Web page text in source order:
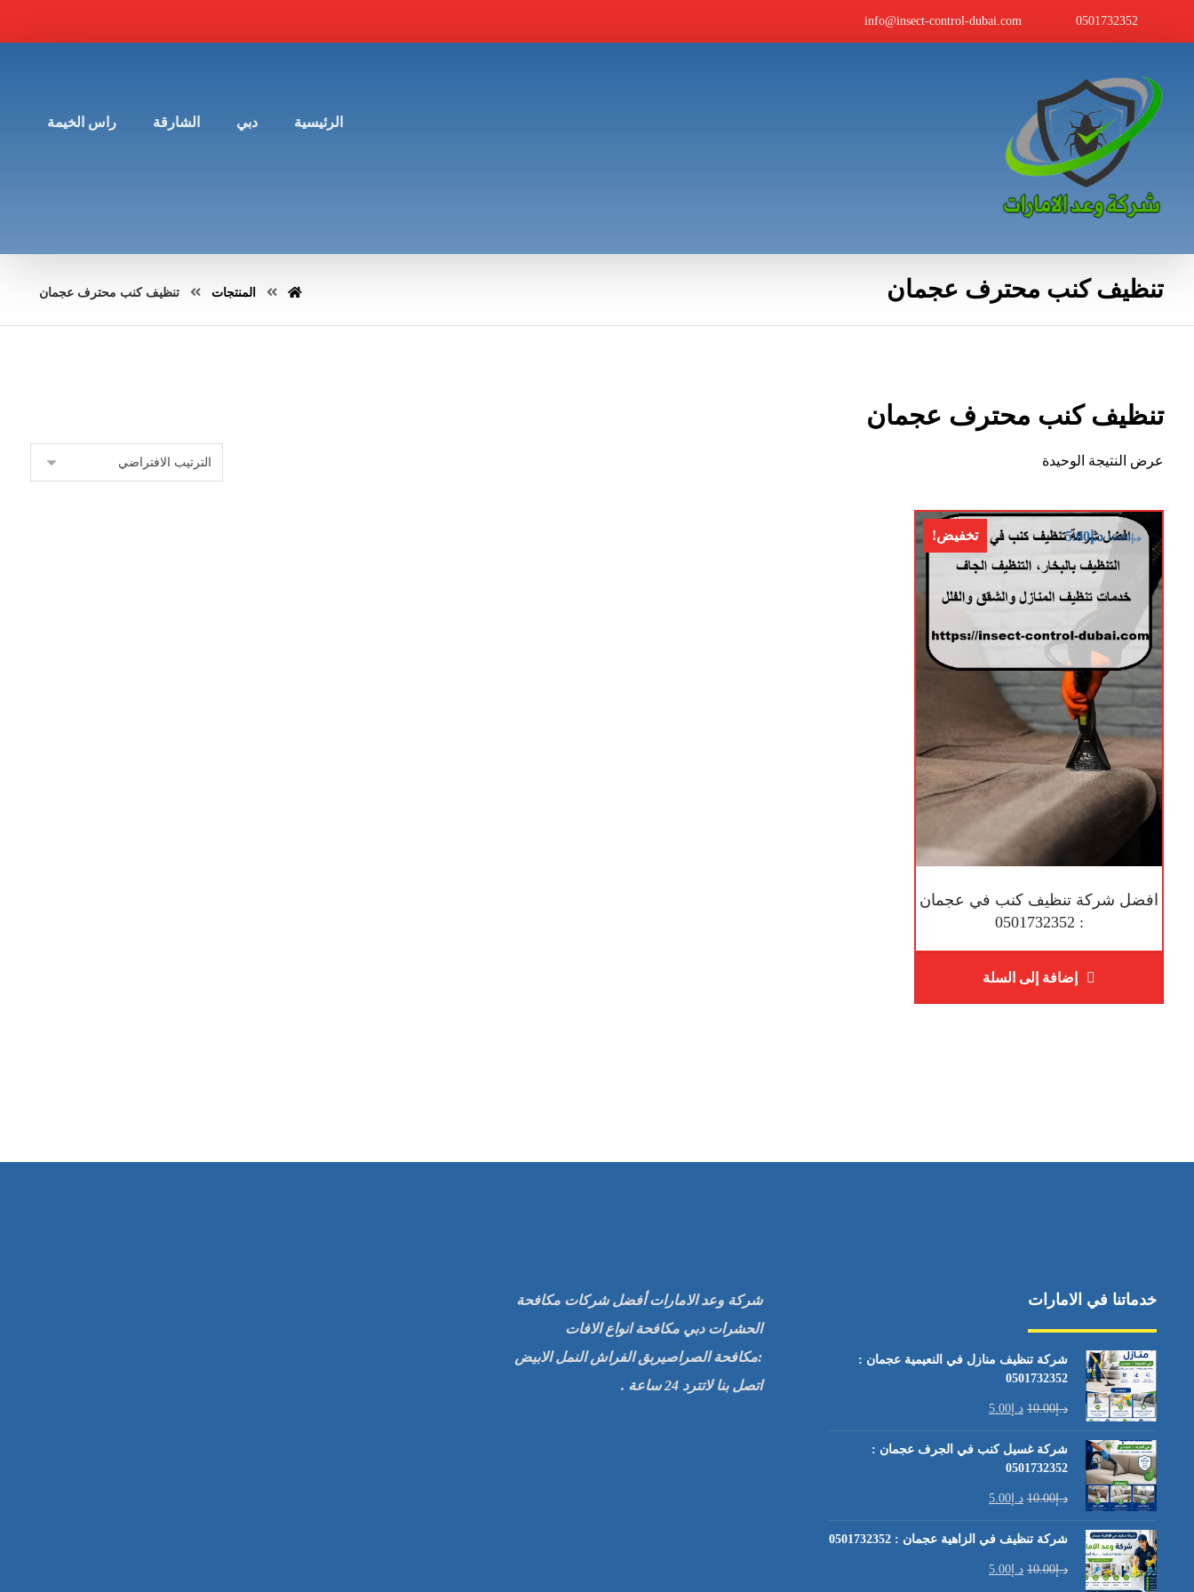
0501732352
info@insect-control-dubai.com
الرئيسية دبي الشارقة راس الخيمة
تنظيف كنب محترف عجمان المنتجات تنظيف كنب محترف عجمان
تنظيف كنب محترف عجمان
عرض النتيجة الوحيدة
تخفيض!
افضل شركة تنظيف كنب في عجمان
: 0501732352
د.إ10.00 د.إ5.00
إضافة إلى السلة
خدماتنا في الامارات
شركة تنظيف منازل في النعيمية عجمان :
0501732352
د.إ10.00 د.إ 5.00
شركة غسيل كنب في الجرف عجمان :
0501732352
د.إ10.00 د.إ 5.00
شركة تنظيف في الزاهية عجمان : 0501732352
د.إ10.00 د.إ 5.00
شركة وعد الامارات أفضل شركات مكافحة
الحشرات دبي مكافحة انواع الافات
:مكافحة الصراصيربق الفراش النمل الابيض
اتصل بنا لاتترد 24 ساعة .